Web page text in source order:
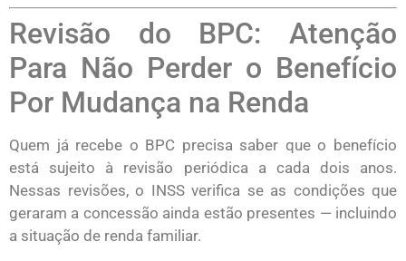
Revisão do BPC: Atenção
Para Não Perder o Benefício
Por Mudança na Renda
Quem já recebe o BPC precisa saber que o benefício
está sujeito à revisão periódica a cada dois anos.
Nessas revisões, o INSS verifica se as condições que
geraram a concessão ainda estão presentes — incluindo
a situação de renda familiar.